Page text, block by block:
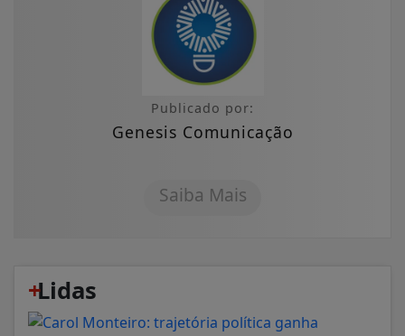
Publicado por:
Genesis Comunicação
Saiba Mais
+
Lidas